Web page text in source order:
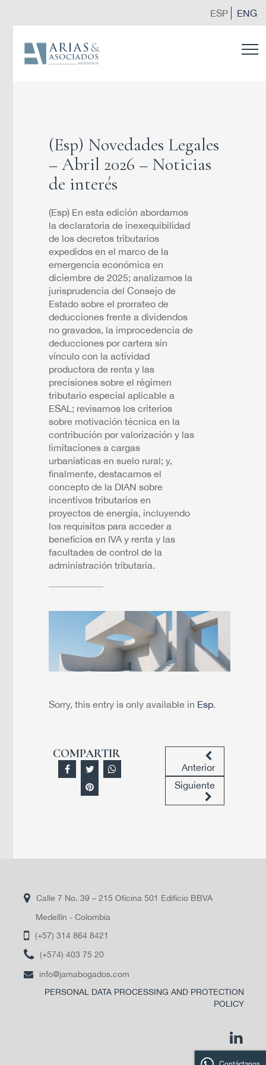
ESP ENG
(Esp) Novedades Legales
– Abril 2026 – Noticias
de interés
(Esp) En esta edición abordamos
la declaratoria de inexequibilidad
de los decretos tributarios
expedidos en el marco de la
emergencia económica en
diciembre de 2025; analizamos la
jurisprudencia del Consejo de
Estado sobre el prorrateo de
deducciones frente a dividendos
no gravados, la improcedencia de
deducciones por cartera sin
vínculo con la actividad
productora de renta y las
precisiones sobre el régimen
tributario especial aplicable a
ESAL; revisamos los criterios
sobre motivación técnica en la
contribución por valorización y las
limitaciones a cargas
urbanísticas en suelo rural; y,
finalmente, destacamos el
concepto de la DIAN sobre
incentivos tributarios en
proyectos de energía, incluyendo
los requisitos para acceder a
beneficios en IVA y renta y las
facultades de control de la
administración tributaria.
Sorry, this entry is only available in Esp.
COMPARTIR
Anterior
Siguiente
Calle 7 No. 39 – 215 Oficina 501 Edificio BBVA
Medellín - Colombia
(+57) 314 864 8421
(+574) 403 75 20
info@jamabogados.com
PERSONAL DATA PROCESSING AND PROTECTION
POLICY